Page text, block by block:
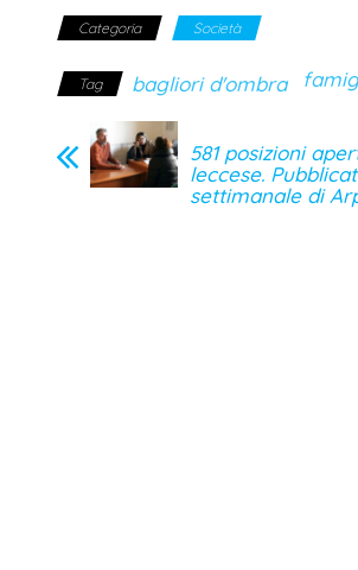
Categoria Società
Tag bagliori d'ombra
581 posizioni
leccese.
settimanale di